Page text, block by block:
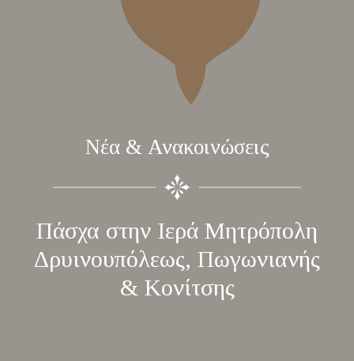
Νέα & Ανακοινώσεις
Πάσχα στην Ιερά Μητρόπολη
Δρυινουπόλεως, Πωγωνιανής
& Κονίτσης